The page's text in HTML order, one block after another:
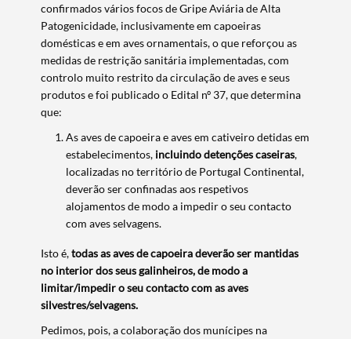
confirmados vários focos de Gripe Aviária de Alta
Patogenicidade, inclusivamente em capoeiras
domésticas e em aves ornamentais, o que reforçou as
medidas de restrição sanitária implementadas, com
controlo muito restrito da circulação de aves e seus
produtos e foi publicado o Edital nº 37, que determina
que:
As aves de capoeira e aves em cativeiro detidas em
estabelecimentos, incluindodetenções caseiras,
localizadas no território de Portugal Continental,
deverão ser confinadas aos respetivos
alojamentos de modo a impedir o seu contacto
com aves selvagens.
Isto é,todas as aves de capoeira deverão ser mantidas
no interior dos seus galinheiros, de modo a
limitar/impedir o seu contacto com as aves
silvestres/selvagens.
Pedimos, pois, a colaboração dos munícipes na